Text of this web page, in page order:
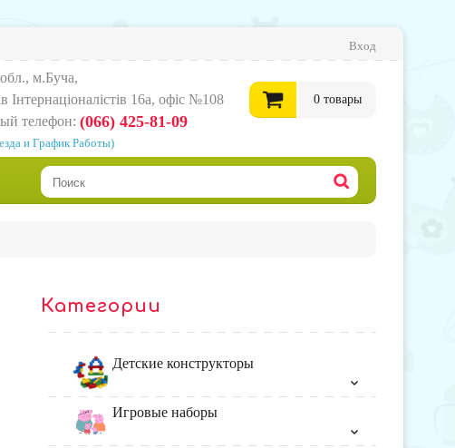
Вход
м.Буча,
Iнтернацiоналiстiв 16а, офіс №108
телефон: (066) 425-81-09
и График Работы)
0товары
Категории
Детские конструкторы
Игровые наборы